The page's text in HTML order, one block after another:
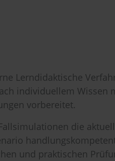
Lerndidaktische
individuellem Wissen
vorbereitet.
die
und praktischen